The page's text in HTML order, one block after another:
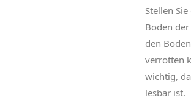
Stellen
Boden
den
verrotten
wichtig,
lesbar ist.